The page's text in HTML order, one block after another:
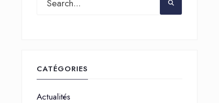
CATÉGORIES
Actualités